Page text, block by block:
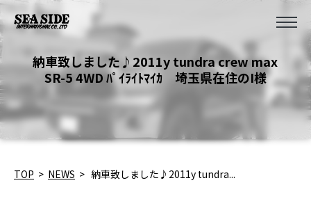
納車致しました♪2011y tundra crew max
SR-5 4WD ﾊﾟｲﾗｲﾄﾏｲｶ 埼玉県在住のI様
TOP > NEWS > 納車致しました♪2011y tundra...